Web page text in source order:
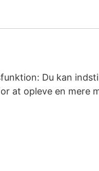
Du kan
at opleve en mere